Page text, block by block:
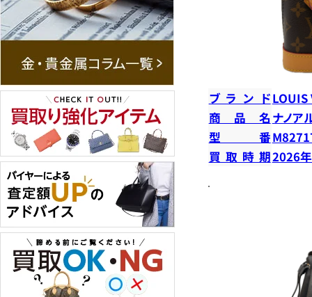
ブランドLOUIS
商品名 ナノア
型番
買取時期2026